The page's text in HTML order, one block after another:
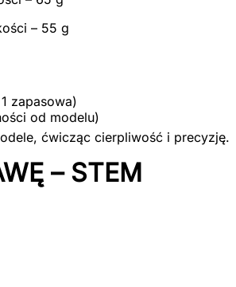
– 55 g
zapasowa)
od modelu)
ćwicząc cierpliwość i precyzję.
– STEM